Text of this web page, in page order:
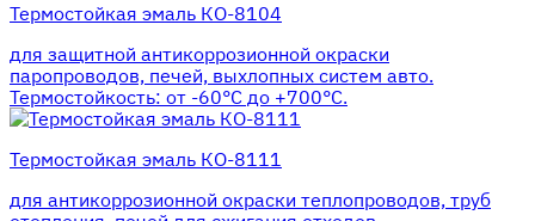
Термостойкая эмаль КО-8104
для защитной антикоррозионной окраски
паропроводов, печей, выхлопных систем авто.
Термостойкость: от -60°С до +700°С.
Термостойкая эмаль КО-8111
для антикоррозионной окраски теплопроводов, труб